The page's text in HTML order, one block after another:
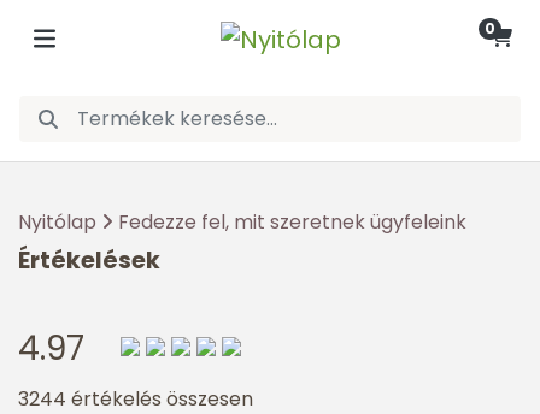
0
Nyitólap Fedezze fel, mit szeretnek ügyfeleink
Értékelések
4.97
3244 értékelés összesen